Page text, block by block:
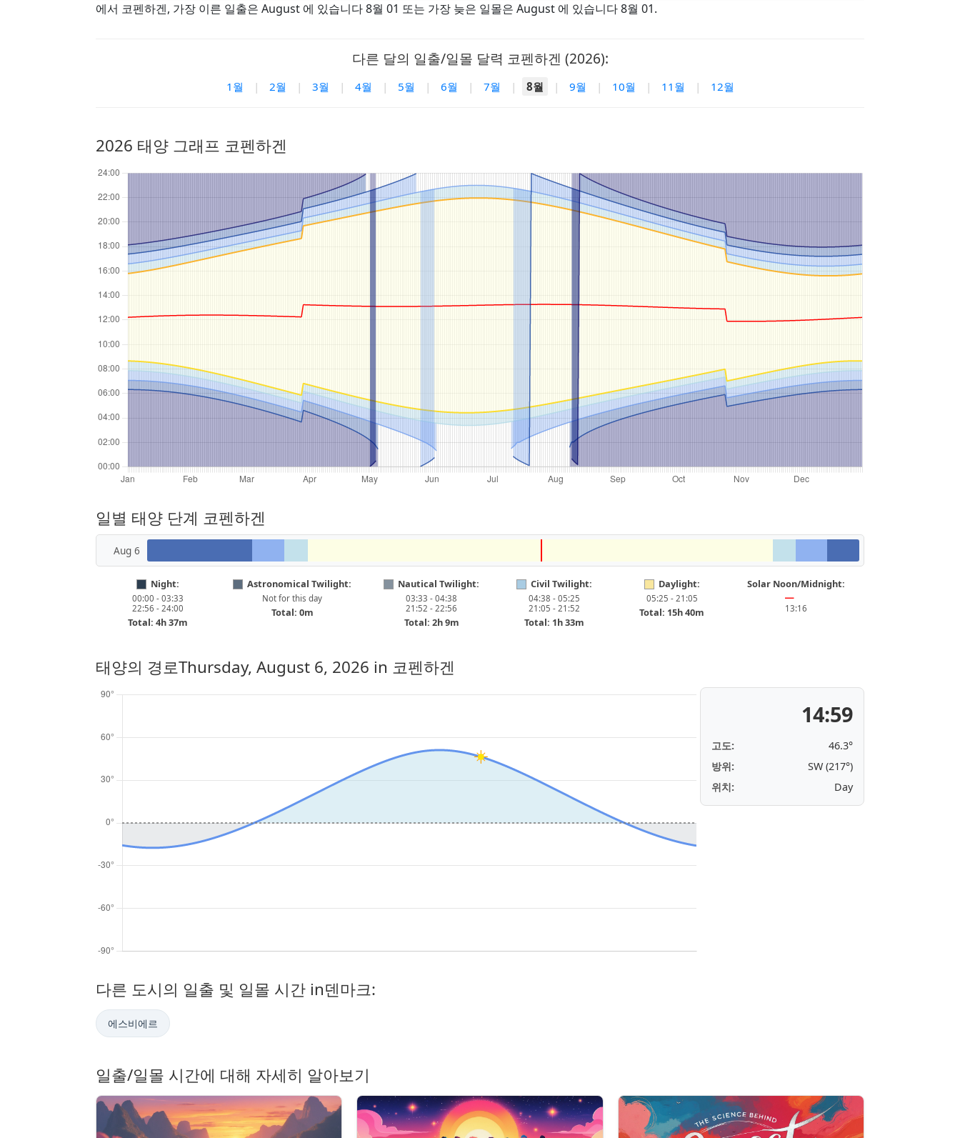
에서 코펜하겐, 가장 이른 일출은 August 에 있습니다 8월 01 또는 가장 늦은 일몰은 August 에 있습니다 8월 01.
다른 달의 일출/일몰 달력 코펜하겐 (2026):
1월 | 2월 | 3월 | 4월 | 5월 | 6월 | 7월 | 8월 | 9월 | 10월 | 11월 | 12월
2026 태양 그래프 코펜하겐
일별 태양 단계 코펜하겐
Aug 6
Night:
00:00 - 03:33
22:56 - 24:00
Total: 4h 37m
Astronomical Twilight:
Not for this day
Total: 0m
Nautical Twilight:
03:33 - 04:38
21:52 - 22:56
Total: 2h 9m
Civil Twilight:
04:38 - 05:25
21:05 - 21:52
Total: 1h 33m
Daylight:
05:25 - 21:05
Total: 15h 40m
Solar Noon/Midnight:
━
13:16
태양의 경로Thursday, August 6, 2026 in 코펜하겐
14:59
고도:
46.3°
방위:
SW (217°)
위치:
Day
다른 도시의 일출 및 일몰 시간 in덴마크:
에스비에르
일출/일몰 시간에 대해 자세히 알아보기